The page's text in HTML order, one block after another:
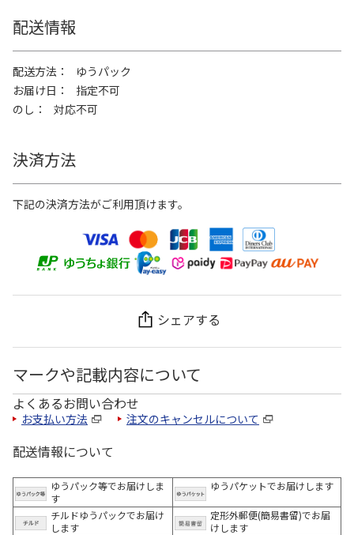
配送情報
配送方法
ゆうパック
お届け日
指定不可
のし
対応不可
決済方法
下記の決済方法がご利用頂けます。
シェアする
マークや記載内容について
よくあるお問い合わせ
お支払い方法 注文のキャンセルについて
配送情報について
ゆうパック等でお届けしま
す
ゆうパケットでお届けします
チルドゆうパックでお届け
します
定形外郵便(簡易書留)でお届
けします